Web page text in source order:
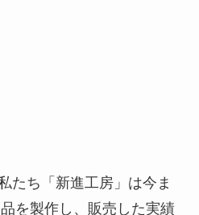
たち「新進工房」は今ま
を製作し、販売した実績